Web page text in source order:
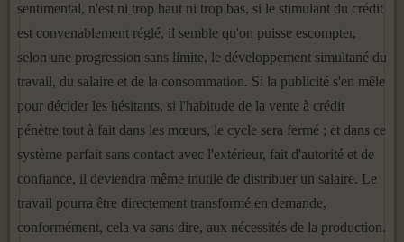
sentimental, n'est ni trop haut ni trop bas, si le stimulant du crédit
est convenablement réglé, il semble qu'on puisse escompter,
selon une progression sans limite, le développement simul­tané du
travail, du salaire et de la consommation. Si la publicité s'en mêle
pour décider les hésitants, si l'habitude de la vente à crédit
pénètre tout à fait dans les mœurs, le cycle sera fermé ; et dans ce
système parfait sans contact avec l'extérieur, fait d'autorité et de
confiance, il deviendra même inutile de distribuer un salaire. Le
travail pourra être directement transformé en demande,
conformément, cela va sans dire, aux nécessités de la production.